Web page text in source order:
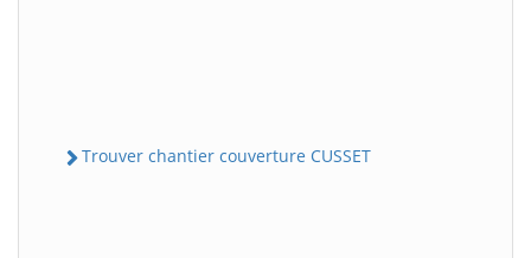
Trouver chantier couverture CUSSET